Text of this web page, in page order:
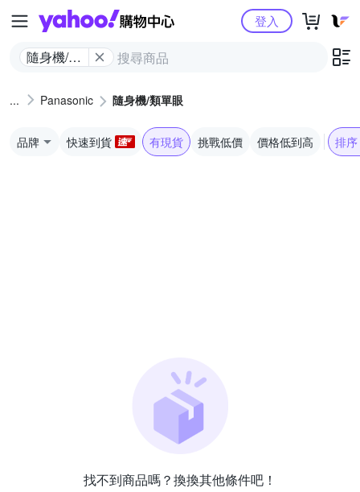
Yahoo購物中心
隨身機/類
登入
Panasonic 隨身機/類單眼
品牌 快速到貨 有現貨 挑戰低價 價格低到高 排序
找不到商品嗎？換換其他條件吧！